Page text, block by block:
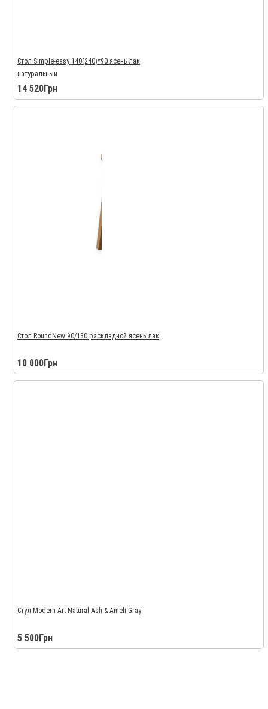
Стол Simple-easy 140(240)*90 ясень лак
натуральный
14 520Грн
Стол RoundNew 90/130 раскладной ясень лак
10 000Грн
Стул Modern Art Natural Ash & Ameli Gray
5 500Грн